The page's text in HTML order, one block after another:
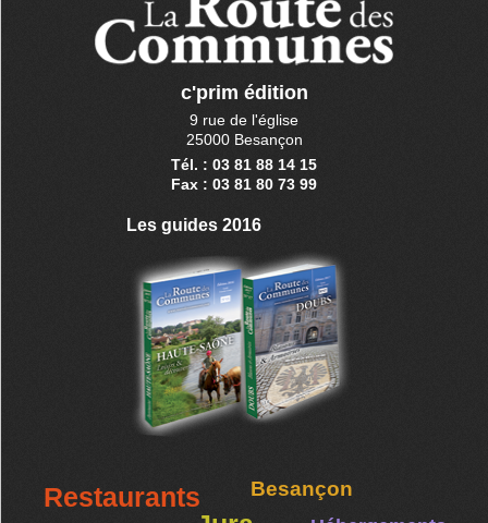
c'prim édition
9 rue de l'église
25000 Besançon
Tél. : 03 81 88 14 15
Fax : 03 81 80 73 99
Les guides 2016
Restaurants Besançon